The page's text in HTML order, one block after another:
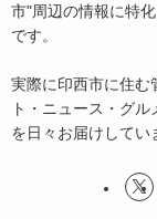
市"周辺の情報に特
です。
実際に印西市に住む
ト・ニュース・グ
を日々お届けしてい